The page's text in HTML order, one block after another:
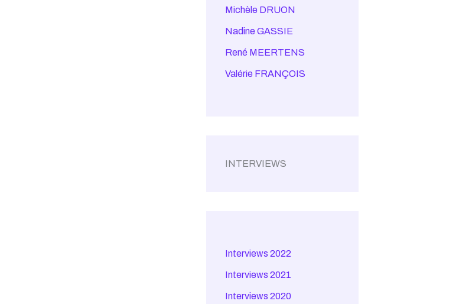
Michèle DRUON
Nadine GASSIE
René MEERTENS
Valérie FRANÇOIS
INTERVIEWS
Interviews 2022
Interviews 2021
Interviews 2020